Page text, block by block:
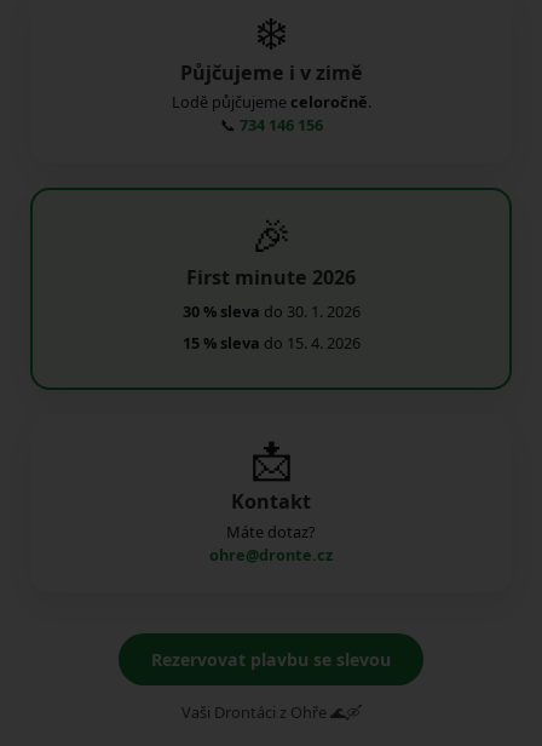
❄️
Půjčujeme i v zimě
Lodě půjčujeme celoročně.
📞 734 146 156
🎉
First minute 2026
30 % sleva do 30. 1. 2026
15 % sleva do 15. 4. 2026
📩
Kontakt
Máte dotaz?
ohre@dronte.cz
Rezervovat plavbu se slevou
Vaši Drontáci z Ohře 🌊🛶